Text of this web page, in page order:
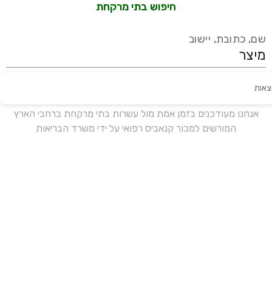
חיפוש בתי מרקחת
שם, כתובת, יישוב
אנחנו מעודכנים בזמן אמת מול עשרות בתי מרקחת ברחבי הארץ
המורשים למכור קנאביס רפואי על ידי משרד הבריאות